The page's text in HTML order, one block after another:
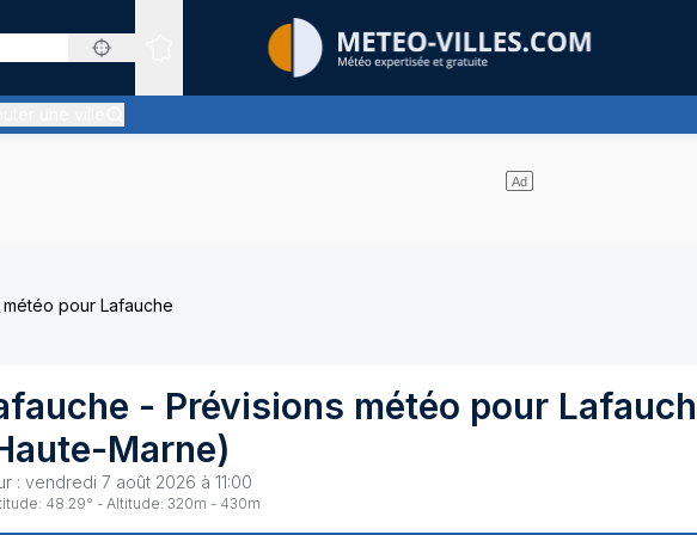
Sites expertis&eacute;s
quasiment pas de nuages et un soleil omniprésent
pour Lafauche
- Prévisions météo pour
Marne)
: vendredi 7 août 2026 à 11:00
48.29° - Altitude: 320m - 430m